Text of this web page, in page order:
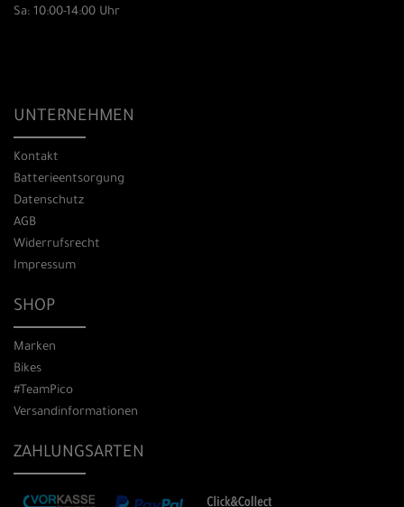
Sa: 10:00-14:00 Uhr
UNTERNEHMEN
Kontakt
Batterieentsorgung
Datenschutz
AGB
Widerrufsrecht
Impressum
SHOP
Marken
Bikes
#TeamPico
Versandinformationen
ZAHLUNGSARTEN